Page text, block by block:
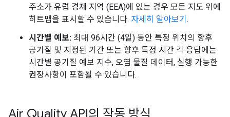
주소가 유럽 경제 지역 (EEA)에 있는 경우 모든 지도 위에
히트맵을 표시할 수 있습니다. 자세히 알아보기 .
시간별 예보: 최대 96시간 (4일) 동안 특정 위치의 향후
공기질 및 지정된 기간 또는 향후 특정 시간 각 응답에는
시간별 공기질 예보 지수, 오염 물질 데이터, 실행 가능한
권장사항이 포함될 수 있습니다.
Air Quality API의 작동 방식